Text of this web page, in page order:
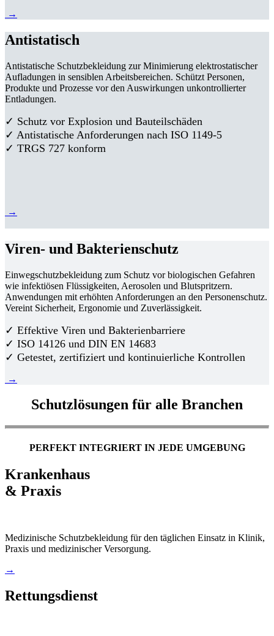
→
Antistatisch
Antistatische Schutzbekleidung zur Minimierung elektrostatischer
Aufladungen in sensiblen Arbeitsbereichen. Schützt Personen,
Produkte und Prozesse vor den Auswirkungen unkontrollierter
Entladungen.
✓ Schutz vor Explosion und Bauteilschäden
✓ Antistatische Anforderungen nach ISO 1149-5
✓ TRGS 727 konform
→
Viren- und Bakterienschutz
Einwegschutzbekleidung zum Schutz vor biologischen Gefahren
wie infektiösen Flüssigkeiten, Aerosolen und Blutspritzern.
Anwendungen mit erhöhten Anforderungen an den Personenschutz.
Vereint Sicherheit, Ergonomie und Zuverlässigkeit.
✓ Effektive Viren und Bakterienbarriere
✓ ISO 14126 und DIN EN 14683
✓ Getestet, zertifiziert und kontinuierliche Kontrollen
→
Schutzlösungen für alle Branchen
PERFEKT INTEGRIERT IN JEDE UMGEBUNG
Krankenhaus
& Praxis
Medizinische Schutzbekleidung für den täglichen Einsatz in Klinik,
Praxis und medizinischer Versorgung.
→
Rettungsdienst